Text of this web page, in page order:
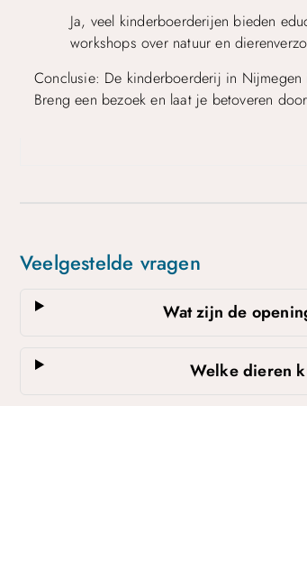
Ja, veel kinderboerderijen bieden
workshops over natuur en
Conclusie: De kinderboerderij in
Breng een bezoek en laat je betoveren
Veelgestelde vragen
Wat zijn de
Welke dieren